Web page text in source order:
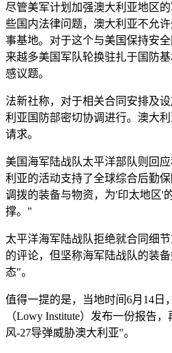
尽管美军计划加强澳大利亚地区
些国内法律问题，澳大利亚不允
事基地。对于这个与美国保持安
来越多美国军队轮换驻扎于国防
感议题。
法新社称，对于相关合同安排及
利亚国防部密切协调进行。澳大
请求。
美国海军陆战队太平洋部队则回
利亚的活动支持了全球综合后勤
调拨的装备与物资，为'印太地区'
撑。"
太平洋海军陆战队拒绝就合同细
的评论，但坚称海军陆战队的装
态"。
值得一提的是，当地时间6月14日
（Lowy Institute）发布一份报告
风-27导弹威胁澳大利亚"。